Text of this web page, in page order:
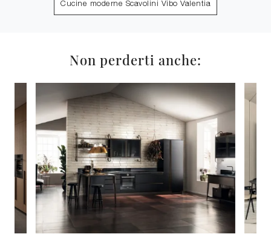
Cucine moderne Scavolini Vibo Valentia
Non perderti anche: